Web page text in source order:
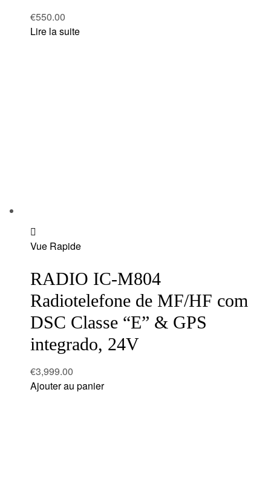
€550.00
Lire la suite
to
Vue Rapide
RADIO IC-M804
Radiotelefone de MF/HF com
DSC Classe “E” & GPS
integrado, 24V
€3,999.00
Ajouter au panier